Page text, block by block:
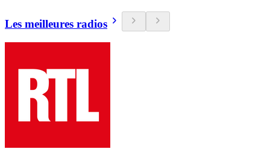
Les meilleures radios